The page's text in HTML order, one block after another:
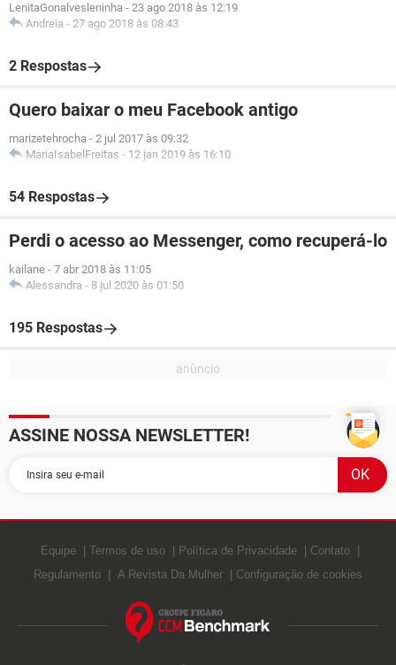
LenitaGonalvesleninha - 23 ago 2018 às 12:19
Andreia - 27 ago 2018 às 08:43
2 Respostas
Quero baixar o meu Facebook antigo
marizetehrocha - 2 jul 2017 às 09:32
MariaIsabelFreitas - 12 jan 2019 às 16:10
54 Respostas
Perdi o acesso ao Messenger, como recuperá-lo
kailane - 7 abr 2018 às 11:05
Alessandra - 8 jul 2020 às 01:50
195 Respostas
ASSINE NOSSA NEWSLETTER!
Equipe Termos de uso Política de Privacidade
Contato
Regulamento
A Revista Da Mulher Configuração de cookies